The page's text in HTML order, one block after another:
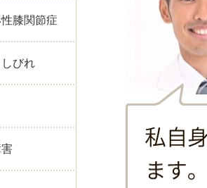
膝関節症
びれ